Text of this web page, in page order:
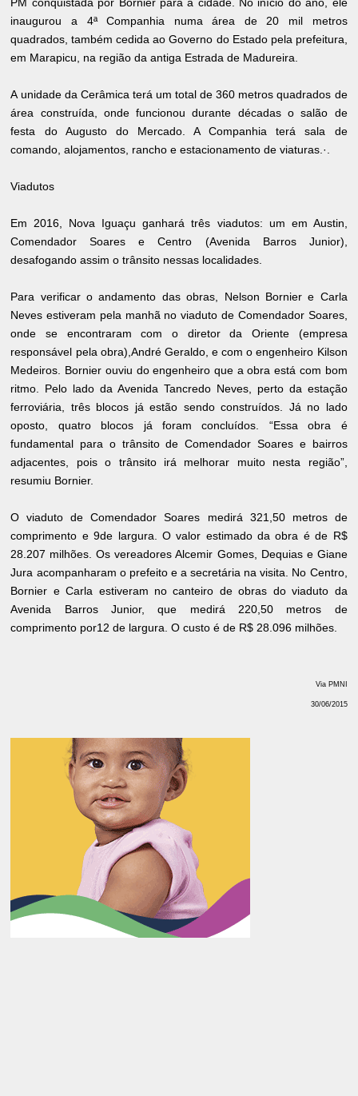
inaugurou a 4ª Companhia numa área de 20 mil metros
quadrados, também cedida ao Governo do Estado pela prefeitura,
em Marapicu, na região da antiga Estrada de Madureira.
A unidade da Cerâmica terá um total de 360 metros quadrados de
área construída, onde funcionou durante décadas o salão de
festa do Augusto do Mercado. A Companhia terá sala de
comando, alojamentos, rancho e estacionamento de viaturas.·.
Viadutos
Em 2016, Nova Iguaçu ganhará três viadutos: um em Austin,
Comendador Soares e Centro (Avenida Barros Junior),
desafogando assim o trânsito nessas localidades.
Para verificar o andamento das obras, Nelson Bornier e Carla
Neves estiveram pela manhã no viaduto de Comendador Soares,
onde se encontraram com o diretor da Oriente (empresa
responsável pela obra),André Geraldo, e com o engenheiro Kilson
Medeiros. Bornier ouviu do engenheiro que a obra está com bom
ritmo. Pelo lado da Avenida Tancredo Neves, perto da estação
ferroviária, três blocos já estão sendo construídos. Já no lado
oposto, quatro blocos já foram concluídos. “Essa obra é
fundamental para o trânsito de Comendador Soares e bairros
adjacentes, pois o trânsito irá melhorar muito nesta região”,
resumiu Bornier.
O viaduto de Comendador Soares medirá 321,50 metros de
comprimento e 9de largura. O valor estimado da obra é de R$
28.207 milhões. Os vereadores Alcemir Gomes, Dequias e Giane
Jura acompanharam o prefeito e a secretária na visita. No Centro,
Bornier e Carla estiveram no canteiro de obras do viaduto da
Avenida Barros Junior, que medirá 220,50 metros de
comprimento por12 de largura. O custo é de R$ 28.096 milhões.
Via PMNI
30/06/2015